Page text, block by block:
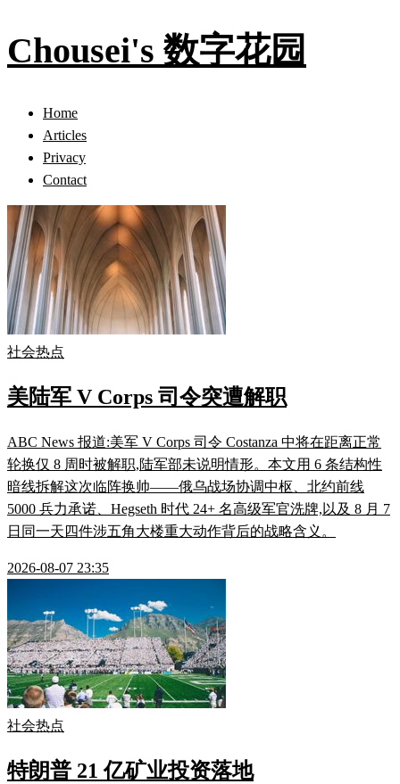
Chousei's 数字花园
Home
Articles
Privacy
Contact
社会热点
美陆军 V Corps 司令突遭解职
ABC News 报道:美军 V Corps 司令 Costanza 中将在距离正常
轮换仅 8 周时被解职,陆军部未说明情形。本文用 6 条结构性
暗线拆解这次临阵换帅——俄乌战场协调中枢、北约前线
5000 兵力承诺、Hegseth 时代 24+ 名高级军官洗牌,以及 8 月 7
日同一天四件涉五角大楼重大动作背后的战略含义。
2026-08-07 23:35
社会热点
特朗普 21 亿矿业投资落地